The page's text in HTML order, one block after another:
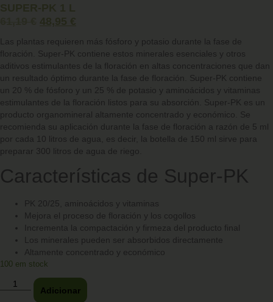
SUPER-PK 1 L
48,95 €
Las plantas requieren más fósforo y potasio durante la fase de
floración.
Super-PK contiene estos minerales esenciales y otros
aditivos estimulantes de la floración en altas concentraciones que dan
un resultado óptimo durante la fase de floración. Super-PK contiene
un 20 % de fósforo y un 25 % de potasio y aminoácidos y vitaminas
estimulantes de la floración listos para su absorción. Super-PK es un
producto organomineral altamente concentrado y económico. Se
recomienda su aplicación durante la fase de floración a razón de 5 ml
por cada 10 litros de agua, es decir, la botella de 150 ml sirve para
preparar 300 litros de agua de riego.
Características de Super-PK
PK 20/25, aminoácidos y vitaminas
Mejora el proceso de floración y los cogollos
Incrementa la compactación y firmeza del producto final
Los minerales pueden ser absorbidos directamente
Altamente concentrado y económico
100 em stock
Adicionar